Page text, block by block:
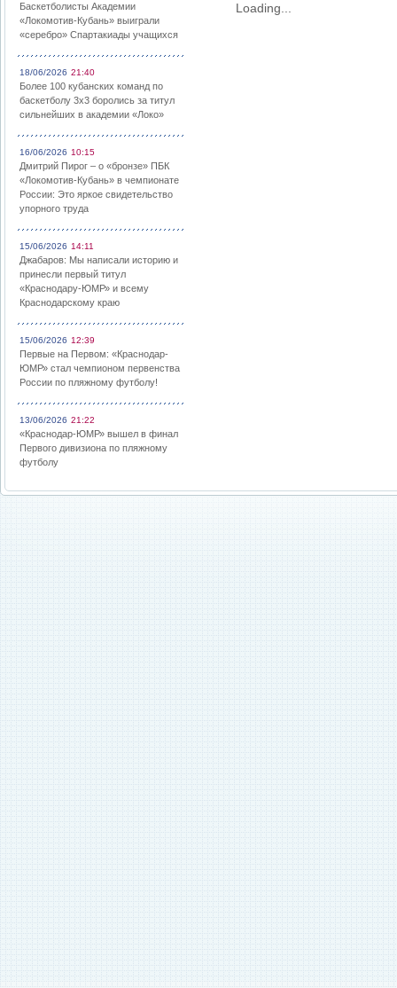
Баскетболисты Академии
«Локомотив-Кубань» выиграли
«серебро» Спартакиады учащихся
18/06/2026 21:40
Более 100 кубанских команд по
баскетболу 3х3 боролись за титул
сильнейших в академии «Локо»
16/06/2026 10:15
Дмитрий Пирог – о «бронзе» ПБК
«Локомотив-Кубань» в чемпионате
России: Это яркое свидетельство
упорного труда
15/06/2026 14:11
Джабаров: Мы написали историю и
принесли первый титул
«Краснодару-ЮМР» и всему
Краснодарскому краю
15/06/2026 12:39
Первые на Первом: «Краснодар-
ЮМР» стал чемпионом первенства
России по пляжному футболу!
13/06/2026 21:22
«Краснодар-ЮМР» вышел в финал
Первого дивизиона по пляжному
футболу
Loading...